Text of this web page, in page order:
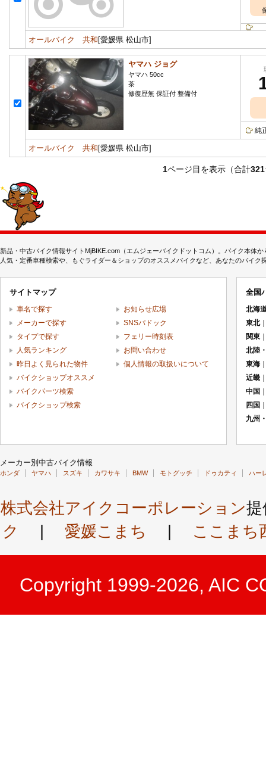
オールバイク 共和 [愛媛県 松山市]
ヤマハ ジョグ
ヤマハ 50cc
茶
修復歴無 保証付 整備付
純
オールバイク 共和 [愛媛県 松山市]
1ページ目を表示（合計321
新品・中古バイク情報サイトMjBIKE.com（エムジェーバイクドットコム）。バイク本体
人気・定番車種検索や、もぐライダー＆ショップのオススメバイクなど、あなたのバイ
サイトマップ
車名で探す
メーカーで探す
タイプで探す
人気ランキング
昨日よく見られた物件
バイクショップオススメ
バイクパーツ検索
バイクショップ検索
お知らせ広場
SNSパドック
フェリー時刻表
お問い合わせ
個人情報の取扱いについて
全国
北海
東北
関東
北陸
東海
近畿
中国
四国
九州
メーカー別中古バイク情報
ホンダ ヤマハ スズキ カワサキ BMW モトグッチ ドゥカティ ハー
株式会社アイクコーポレーション
ク
愛媛こまち ここまち
Copyright 1999-2026, AIC